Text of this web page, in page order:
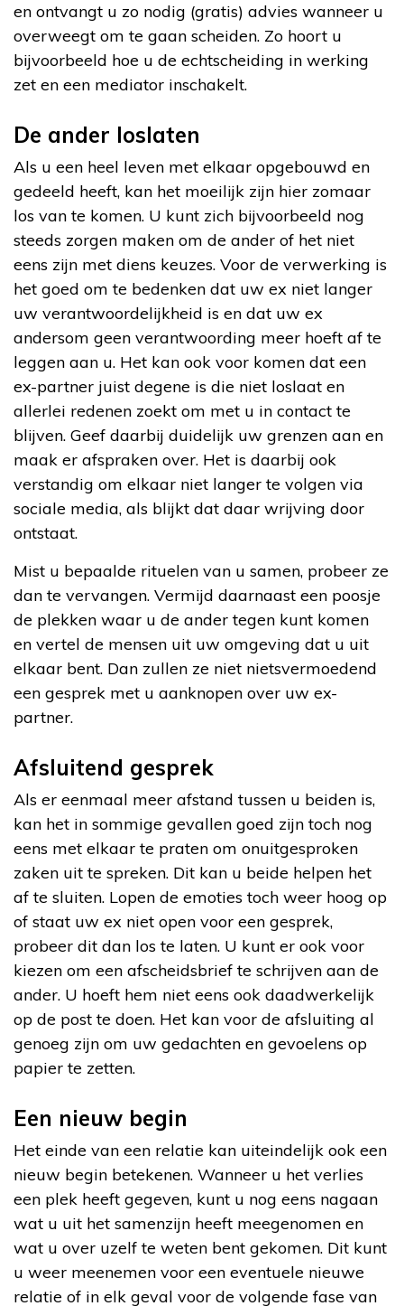
en ontvangt u zo nodig (gratis) advies wanneer u
overweegt om te gaan scheiden. Zo hoort u
bijvoorbeeld hoe u de echtscheiding in werking
zet en een mediator inschakelt.
De ander loslaten
Als u een heel leven met elkaar opgebouwd en
gedeeld heeft, kan het moeilijk zijn hier zomaar
los van te komen. U kunt zich bijvoorbeeld nog
steeds zorgen maken om de ander of het niet
eens zijn met diens keuzes. Voor de verwerking is
het goed om te bedenken dat uw ex niet langer
uw verantwoordelijkheid is en dat uw ex
andersom geen verantwoording meer hoeft af te
leggen aan u. Het kan ook voor komen dat een
ex-partner juist degene is die niet loslaat en
allerlei redenen zoekt om met u in contact te
blijven. Geef daarbij duidelijk uw grenzen aan en
maak er afspraken over. Het is daarbij ook
verstandig om elkaar niet langer te volgen via
sociale media, als blijkt dat daar wrijving door
ontstaat.
Mist u bepaalde rituelen van u samen, probeer ze
dan te vervangen. Vermijd daarnaast een poosje
de plekken waar u de ander tegen kunt komen
en vertel de mensen uit uw omgeving dat u uit
elkaar bent. Dan zullen ze niet nietsvermoedend
een gesprek met u aanknopen over uw ex-
partner.
Afsluitend gesprek
Als er eenmaal meer afstand tussen u beiden is,
kan het in sommige gevallen goed zijn toch nog
eens met elkaar te praten om onuitgesproken
zaken uit te spreken. Dit kan u beide helpen het
af te sluiten. Lopen de emoties toch weer hoog op
of staat uw ex niet open voor een gesprek,
probeer dit dan los te laten. U kunt er ook voor
kiezen om een afscheidsbrief te schrijven aan de
ander. U hoeft hem niet eens ook daadwerkelijk
op de post te doen. Het kan voor de afsluiting al
genoeg zijn om uw gedachten en gevoelens op
papier te zetten.
Een nieuw begin
Het einde van een relatie kan uiteindelijk ook een
nieuw begin betekenen. Wanneer u het verlies
een plek heeft gegeven, kunt u nog eens nagaan
wat u uit het samenzijn heeft meegenomen en
wat u over uzelf te weten bent gekomen. Dit kunt
u weer meenemen voor een eventuele nieuwe
relatie of in elk geval voor de volgende fase van